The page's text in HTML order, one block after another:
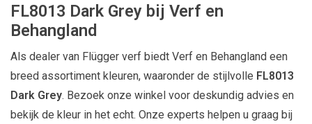
FL8013 Dark Grey bij Verf en
Behangland
Als dealer van Flügger verf biedt Verf en Behangland een
breed assortiment kleuren, waaronder de stijlvolle FL8013
Dark Grey. Bezoek onze winkel voor deskundig advies en
bekijk de kleur in het echt. Onze experts helpen u graag bij